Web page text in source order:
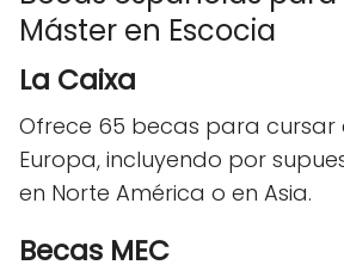
Máster en Escocia
La Caixa
Ofrece 65 becas para cursar
Europa, incluyendo por
en Norte América o en Asia.
Becas MEC